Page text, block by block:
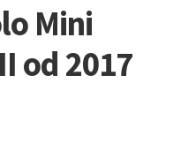
Mini
od 2017